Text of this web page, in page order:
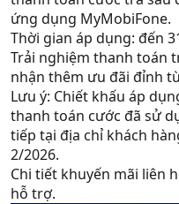
ứng dụng MyMobiFone.
Thời gian áp dụng: đến
Trải nghiệm thanh toán
nhận thêm ưu đãi đỉnh
Lưu ý: Chiết khấu áp
thanh toán cước đã sử
tiếp tại địa chỉ khách
2/2026.
Chi tiết khuyến mãi liên
hỗ trợ.